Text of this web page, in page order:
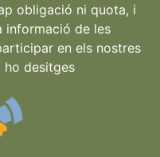
obligació ni quota, i
informació de les
en els nostres
ho desitges